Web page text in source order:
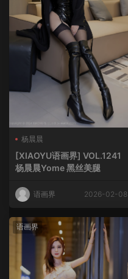
杨晨晨
[XIAOYU语画界] VOL.1241
杨晨晨Yome 黑丝美腿
语画界 2026-02-08
语画界